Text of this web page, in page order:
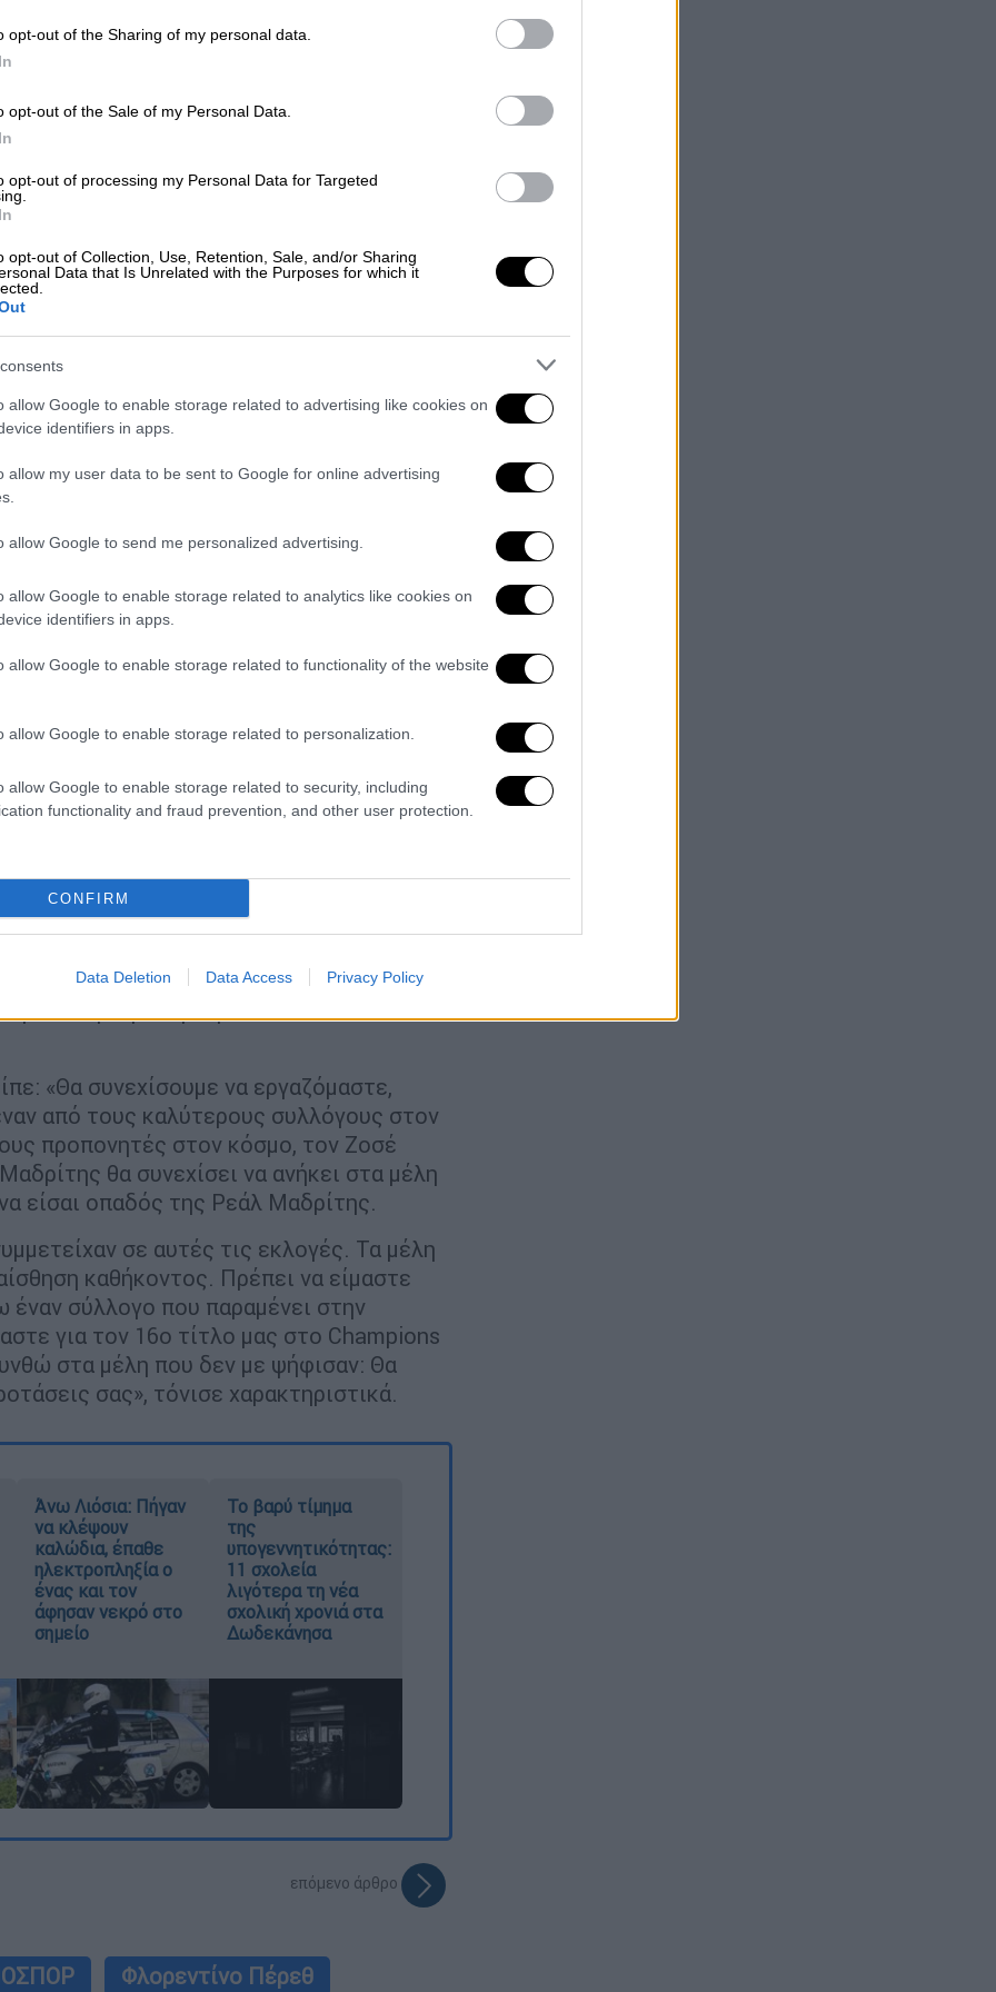
opt-out of the Sharing of my personal data.
opt-out of the Sale of my Personal Data.
opt-out of processing my Personal Data for Targeted
opt-out of Collection, Use, Retention, Sale, and/or Sharing
Data that Is Unrelated with the Purposes for which it
allow Google to enable storage related to advertising like cookies on
identifiers in apps.
allow my user data to be sent to Google for online advertising
allow Google to send me personalized advertising.
allow Google to enable storage related to analytics like cookies on
identifiers in apps.
allow Google to enable storage related to functionality of the website
allow Google to enable storage related to personalization.
allow Google to enable storage related to security, including
functionality and fraud prevention, and other user protection.
CONFIRM
Data Deletion Data Access Privacy Policy
- Γαλλία, Σενεγάλη, Ιράκ,
«ναοί» που θα φιλοξενήσουν τα
βρήκε αντίπαλο στις κάλπες, σε
της Ρεάλ Μαδρίτης σε εκλογική
ισπανικών Μέσων, ο 79χρονος
με ποσοστά που κυμαίνονταν
κατά κράτος τον Ρικέλμε,
συνολικών ψήφων, συγκεκριμένα το 66%
του.
δηλαδή σε όλες τις ηλικιακές
αποτέλεσμα στην ιστορία», δήλωσε
συγχαρεί τον αντίπαλό του
τα επίσημα αποτελέσματα.
από τον ίδιο τον πρόεδρο της Ρεάλ,
χωρίς τίτλο, παρά το γεγονός ότι τον
αντίπαλο για τέταρτη διαδοχική
αύξησε την κριτική απέναντί του και
εμπιστοσύνης. Είναι η πρώτη φορά
γεγονός που τον αναγκάζει να
ομάδας.
της Ρεάλ Μαδρίτης από το 2009,
του συλλόγου και την περίοδο
του, επιβεβαίωσε πως η πρώτη
είναι η επιστροφή του Ζοζέ Μουρίνιο
μετά την πρώτη παρουσία του
«Θα συνεχίσουμε να εργαζόμαστε,
από τους καλύτερους συλλόγους στον
προπονητές στον κόσμο, τον Ζοσέ
θα συνεχίσει να ανήκει στα μέλη
είσαι οπαδός της Ρεάλ Μαδρίτης.
σε αυτές τις εκλογές. Τα μέλη
καθήκοντος. Πρέπει να είμαστε
σύλλογο που παραμένει στην
για τον 16ο τίτλο μας στο Champions
στα μέλη που δεν με ψήφισαν: Θα
σας», τόνισε χαρακτηριστικά.
Άνω Λιόσια: Πήγαν
να κλέψουν
καλώδια, έπαθε
ηλεκτροπληξία ο
ένας και τον
άφησαν νεκρό στο
σημείο
Το βαρύ τίμημα
της
υπογεννητικότητας:
11 σχολεία
λιγότερα τη νέα
σχολική χρονιά στα
Δωδεκάνησα
επόμενο άρθρο
Φλορεντίνο Πέρεθ